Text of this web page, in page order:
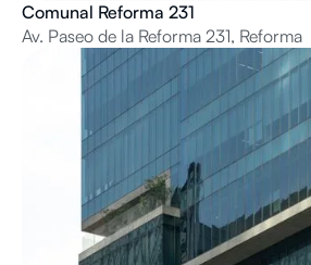
Comunal Reforma 231
Av. Paseo de la Reforma 231, Reforma